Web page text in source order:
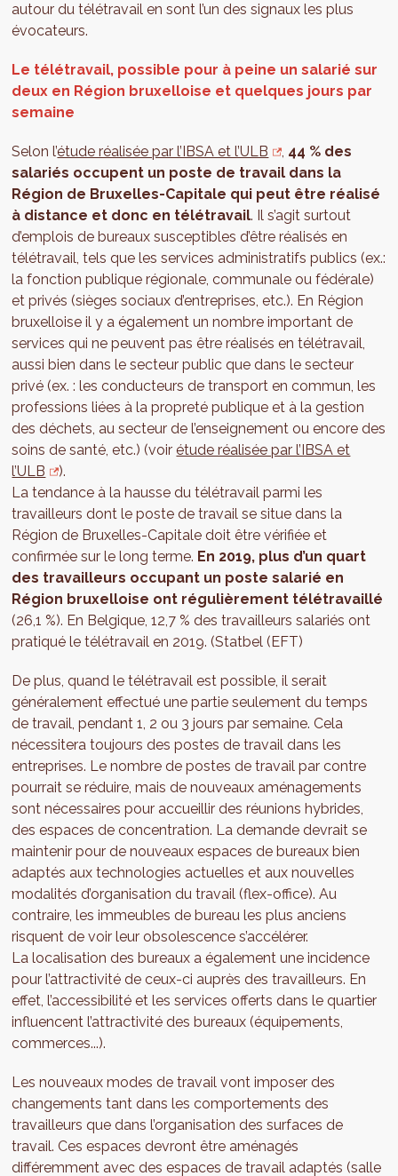
autour du télétravail en sont l’un des signaux les plus
évocateurs.
Le télétravail, possible pour à peine un salarié sur
deux en Région bruxelloise et quelques jours par
semaine
Selon l’étude réalisée par l’IBSA et l’ULB , 44 % des
salariés occupent un poste de travail dans la
Région de Bruxelles-Capitale qui peut être réalisé
à distance et donc en télétravail. Il s’agit surtout
d’emplois de bureaux susceptibles d’être réalisés en
télétravail, tels que les services administratifs publics (ex.:
la fonction publique régionale, communale ou fédérale)
et privés (sièges sociaux d’entreprises, etc.). En Région
bruxelloise il y a également un nombre important de
services qui ne peuvent pas être réalisés en télétravail,
aussi bien dans le secteur public que dans le secteur
privé (ex. : les conducteurs de transport en commun, les
professions liées à la propreté publique et à la gestion
des déchets, au secteur de l’enseignement ou encore des
soins de santé, etc.) (voirétude réalisée par l’IBSA et
l’ULB
).
La tendance à la hausse du télétravail parmi les
travailleurs dont le poste de travail se situe dans la
Région de Bruxelles-Capitale doit être vérifiée et
confirmée sur le long terme. En 2019, plus d’un quart
des travailleurs occupant un poste salarié en
Région bruxelloise ont régulièrement télétravaillé
(26,1 %). En Belgique, 12,7 % des travailleurs salariés ont
pratiqué le télétravail en 2019. (Statbel (EFT)
De plus, quand le télétravail est possible, il serait
généralement effectué une partie seulement du temps
de travail, pendant 1, 2 ou 3 jours par semaine. Cela
nécessitera toujours des postes de travail dans les
entreprises. Le nombre de postes de travail par contre
pourrait se réduire, mais de nouveaux aménagements
sont nécessaires pour accueillir des réunions hybrides,
des espaces de concentration. La demande devrait se
maintenir pour de nouveaux espaces de bureaux bien
adaptés aux technologies actuelles et aux nouvelles
modalités d’organisation du travail (flex-office). Au
contraire, les immeubles de bureau les plus anciens
risquent de voir leur obsolescence s’accélérer.
La localisation des bureaux a également une incidence
pour l’attractivité de ceux-ci auprès des travailleurs. En
effet, l’accessibilité et les services offerts dans le quartier
influencent l’attractivité des bureaux (équipements,
commerces...).
Les nouveaux modes de travail vont imposer des
changements tant dans les comportements des
travailleurs que dans l’organisation des surfaces de
travail. Ces espaces devront être aménagés
différemment avec des espaces de travail adaptés (salle